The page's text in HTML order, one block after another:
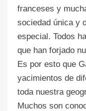
franceses y
sociedad única y
especial. Todos
que han forjado
Es por esto que
yacimientos de
toda nuestra
Muchos son